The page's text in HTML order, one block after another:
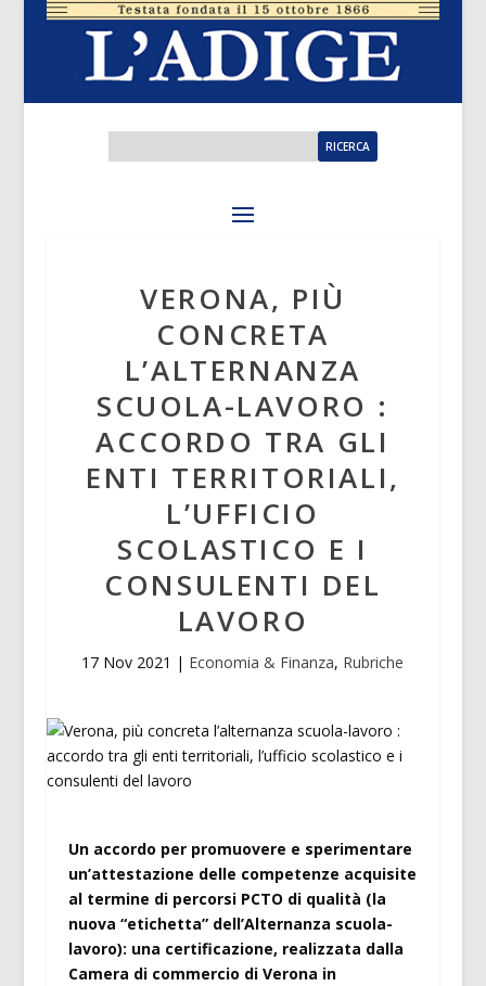
VERONA, PIÙ
CONCRETA
L’ALTERNANZA
SCUOLA-LAVORO :
ACCORDO TRA GLI
ENTI TERRITORIALI,
L’UFFICIO
SCOLASTICO E I
CONSULENTI DEL
LAVORO
17 Nov 2021 | Economia & Finanza, Rubriche
Un accordo per promuovere e sperimentare
un’attestazione delle competenze acquisite
al termine di percorsi PCTO di qualità (la
nuova “etichetta” dell’Alternanza scuola-
lavoro): una certificazione, realizzata dalla
Camera di commercio di Verona in